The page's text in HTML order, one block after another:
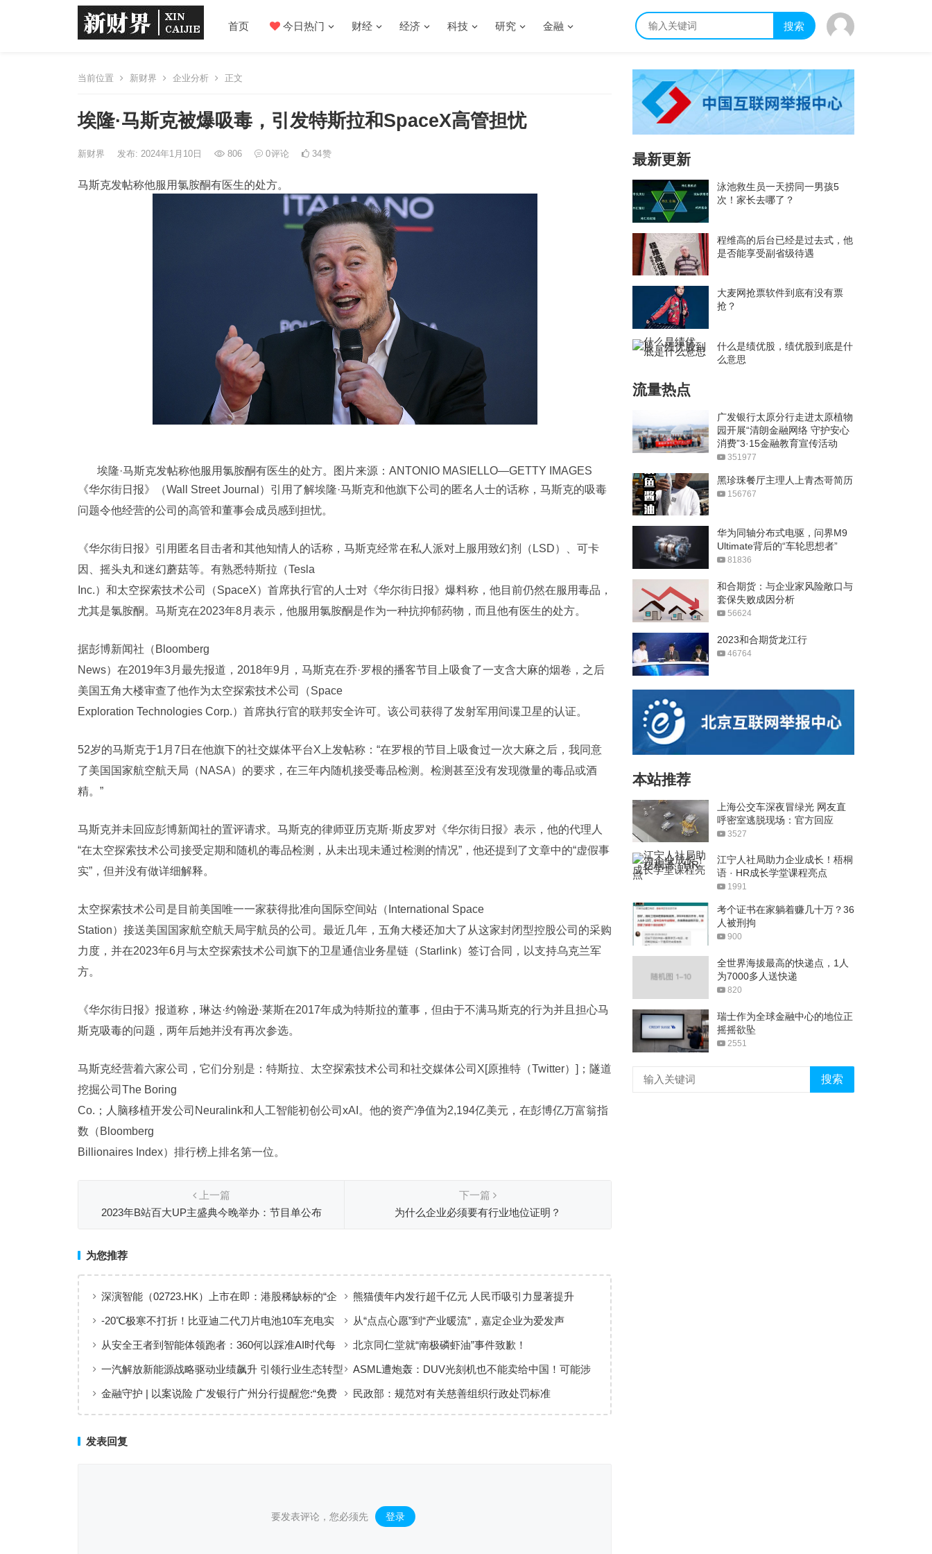
首页 今日热门 财经 经济 科技 研究 金融 搜索
当前位置 新财界 企业分析 正文
埃隆·马斯克被爆吸毒，引发特斯拉和SpaceX高管担忧
新财界 发布: 2024年1月10日 806 0评论 34赞
马斯克发帖称他服用氯胺酮有医生的处方。
埃隆·马斯克发帖称他服用氯胺酮有医生的处方。图片来源：ANTONIO MASIELLO—GETTY IMAGES
《华尔街日报》（Wall Street Journal）引用了解埃隆·马斯克和他旗下公司的匿名人士的话称，马斯克的吸毒
问题令他经营的公司的高管和董事会成员感到担忧。
《华尔街日报》引用匿名目击者和其他知情人的话称，马斯克经常在私人派对上服用致幻剂（LSD）、可卡
因、摇头丸和迷幻蘑菇等。有熟悉特斯拉（Tesla
Inc.）和太空探索技术公司（SpaceX）首席执行官的人士对《华尔街日报》爆料称，他目前仍然在服用毒品，
尤其是氯胺酮。马斯克在2023年8月表示，他服用氯胺酮是作为一种抗抑郁药物，而且他有医生的处方。
据彭博新闻社（Bloomberg
News）在2019年3月最先报道，2018年9月，马斯克在乔·罗根的播客节目上吸食了一支含大麻的烟卷，之后
美国五角大楼审查了他作为太空探索技术公司（Space
Exploration Technologies Corp.）首席执行官的联邦安全许可。该公司获得了发射军用间谍卫星的认证。
52岁的马斯克于1月7日在他旗下的社交媒体平台X上发帖称：“在罗根的节目上吸食过一次大麻之后，我同意
了美国国家航空航天局（NASA）的要求，在三年内随机接受毒品检测。检测甚至没有发现微量的毒品或酒
精。”
马斯克并未回应彭博新闻社的置评请求。马斯克的律师亚历克斯·斯皮罗对《华尔街日报》表示，他的代理人
“在太空探索技术公司接受定期和随机的毒品检测，从未出现未通过检测的情况”，他还提到了文章中的“虚假事
实”，但并没有做详细解释。
太空探索技术公司是目前美国唯一一家获得批准向国际空间站（International Space
Station）接送美国国家航空航天局宇航员的公司。最近几年，五角大楼还加大了从这家封闭型控股公司的采购
力度，并在2023年6月与太空探索技术公司旗下的卫星通信业务星链（Starlink）签订合同，以支持乌克兰军
方。
《华尔街日报》报道称，琳达·约翰逊·莱斯在2017年成为特斯拉的董事，但由于不满马斯克的行为并且担心马
斯克吸毒的问题，两年后她并没有再次参选。
马斯克经营着六家公司，它们分别是：特斯拉、太空探索技术公司和社交媒体公司X[原推特（Twitter）]；隧道
挖掘公司The Boring
Co.；人脑移植开发公司Neuralink和人工智能初创公司xAI。他的资产净值为2,194亿美元，在彭博亿万富翁指
数（Bloomberg
Billionaires Index）排行榜上排名第一位。
上一篇
2023年B站百大UP主盛典今晚举办：节目单公布
下一篇
为什么企业必须要有行业地位证明？
为您推荐
深演智能（02723.HK）上市在即：港股稀缺标的“企
业AI决策智能体第一股”正式登场
熊猫债年内发行超千亿元 人民币吸引力显著提升
-20℃极寒不打折！比亚迪二代刀片电池10车充电实
测：最快仅需10分29秒
从“点点心愿”到“产业暖流”，嘉定企业为爱发声
从安全王者到智能体领跑者：360何以踩准AI时代每
一次浪尖
北京同仁堂就“南极磷虾油”事件致歉！
一汽解放新能源战略驱动业绩飙升 引领行业生态转型
ASML遭炮轰：DUV光刻机也不能卖给中国！可能涉
军
金融守护 | 以案说险 广发银行广州分行提醒您:“免费
民政部：规范对有关慈善组织行政处罚标准
发表回复
要发表评论，您必须先 登录 。
最新更新
泳池救生员一天捞同一男孩5
次！家长去哪了？
程维高的后台已经是过去式，他
是否能享受副省级待遇
大麦网抢票软件到底有没有票
抢？
什么是绩优股，绩优股到底是什
么意思
流量热点
广发银行太原分行走进太原植物
园开展“清朗金融网络 守护安心
消费”3·15金融教育宣传活动
351977
黑珍珠餐厅主理人上青杰哥简历
156767
华为同轴分布式电驱，问界M9
Ultimate背后的“车轮思想者”
81836
和合期货：与企业家风险敞口与
套保失败成因分析
56624
2023和合期货龙江行
46764
本站推荐
上海公交车深夜冒绿光 网友直
呼密室逃脱现场：官方回应
3527
江宁人社局助力企业成长！梧桐
语 · HR成长学堂课程亮点
1991
考个证书在家躺着赚几十万？36
人被刑拘
900
全世界海拔最高的快递点，1人
为7000多人送快递
820
瑞士作为全球金融中心的地位正
摇摇欲坠
2551
搜索